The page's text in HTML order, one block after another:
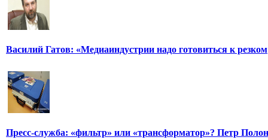
Василий Гатов: «Медиаиндустрии надо готовиться к резком
Пресс-служба: «фильтр» или «трансформатор»? Петр